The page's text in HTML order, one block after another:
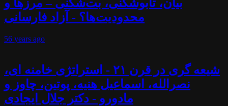
بیان، تابوشکنی، بت‌شکنی – مرزها و
محدودیت‌ها؟ - آزاد فارسانی
56 years ago
شیعه گری در قرن ۲۱ - استراتژی خامنه ای،
نصرالله، اسماعیل هنیه، پوتین، چاوز و
مادورو - دکتر جلال ایجادی